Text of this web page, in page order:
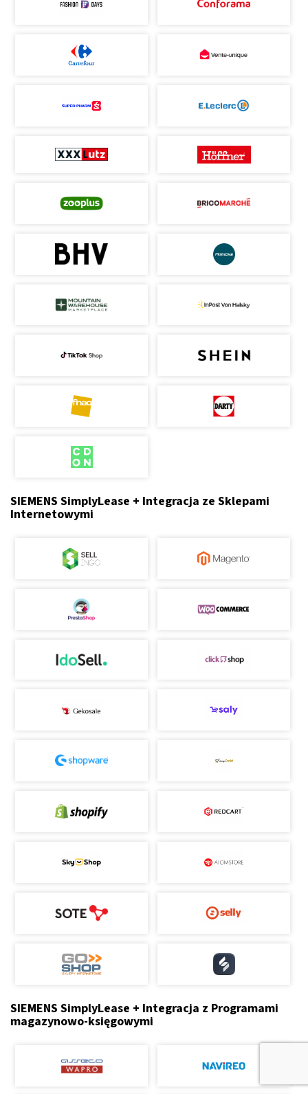
SIEMENS SimplyLease + Integracja ze Sklepami
Internetowymi
SIEMENS SimplyLease + Integracja z Programami
magazynowo-księgowymi